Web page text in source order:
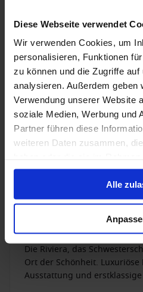
Diese Webseite verwendet
Wir verwenden Cookies, um
personalisieren, Funktionen
zu können und die Zugriffe
analysieren. Außerdem geben
Verwendung unserer Website
soziale Medien, Werbung und
Partner führen diese
weiteren Daten zusammen,
gesammelt haben.
Alle
Reise-
Ihnen zusätzlichen
Sollten Sie sich für eine
entscheiden, helfen Ihnen
gern weiter, für Sie den
kostenlosem Transfer zu
bei Ihrer Anfrage, von
reisen wollen, und unsere
Ihnen dann den passenden
*nicht im Kreuzfahrtpreis
Riviera
29 Bewertungen
Die Riviera, das
Ort der Schönheit.
Ausstattung und